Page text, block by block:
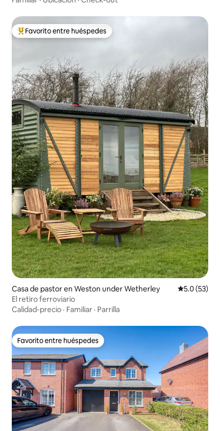
Favorito entre huéspedes preferido
Favorito entre huéspedes
Casa de pastor en Weston under Wetherley Calificación
5.0 (53)
El retiro ferroviario
Calidad-precio · Familiar · Parrilla
Favorito entre huéspedes
Favorito entre huéspedes